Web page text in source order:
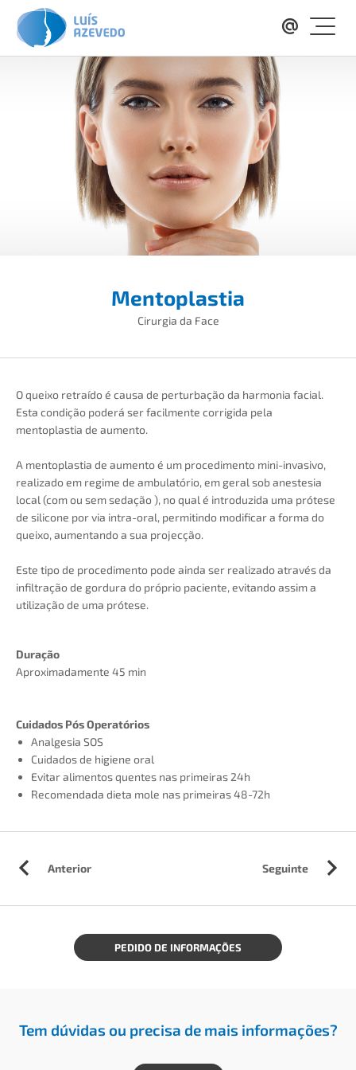
Mentoplastia
Cirurgia da Face
O queixo retraído é causa de perturbação da harmonia facial.
Esta condição poderá ser facilmente corrigida pela
mentoplastia de aumento.
A mentoplastia de aumento é um procedimento mini-invasivo,
realizado em regime de ambulatório, em geral sob anestesia
local (com ou sem sedação ), no qual é introduzida uma prótese
de silicone por via intra-oral, permitindo modificar a forma do
queixo, aumentando a sua projecção.
Este tipo de procedimento pode ainda ser realizado através da
infiltração de gordura do próprio paciente, evitando assim a
utilização de uma prótese.
Duração
Aproximadamente 45 min
Cuidados Pós Operatórios
Analgesia SOS
Cuidados de higiene oral
Evitar alimentos quentes nas primeiras 24h
Recomendada dieta mole nas primeiras 48-72h
Anterior Seguinte
PEDIDO DE INFORMAÇÕES
Tem dúvidas ou precisa de mais informações?